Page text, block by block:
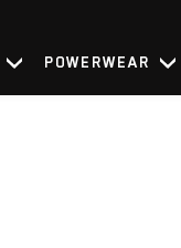
POWERWEAR